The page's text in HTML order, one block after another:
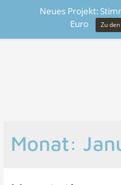
Monat:
Neues Projekt:
Euro
Zu